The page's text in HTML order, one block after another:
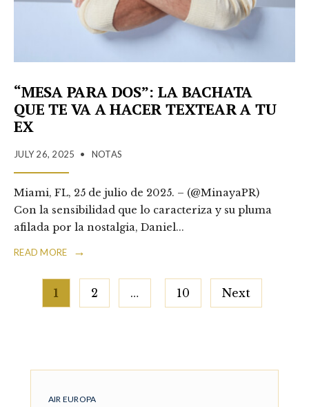
“MESA PARA DOS”: LA BACHATA
QUE TE VA A HACER TEXTEAR A TU
EX
JULY 26, 2025 • NOTAS
Miami, FL, 25 de julio de 2025. – (@MinayaPR)
Con la sensibilidad que lo caracteriza y su pluma
afilada por la nostalgia, Daniel...
READ MORE →
Posts
pagination
1 2 … 10 Next
AIR EUROPA